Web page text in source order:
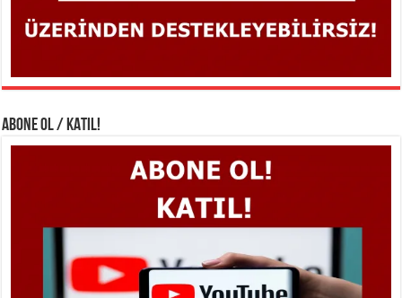
ABONE OL / KATIL!